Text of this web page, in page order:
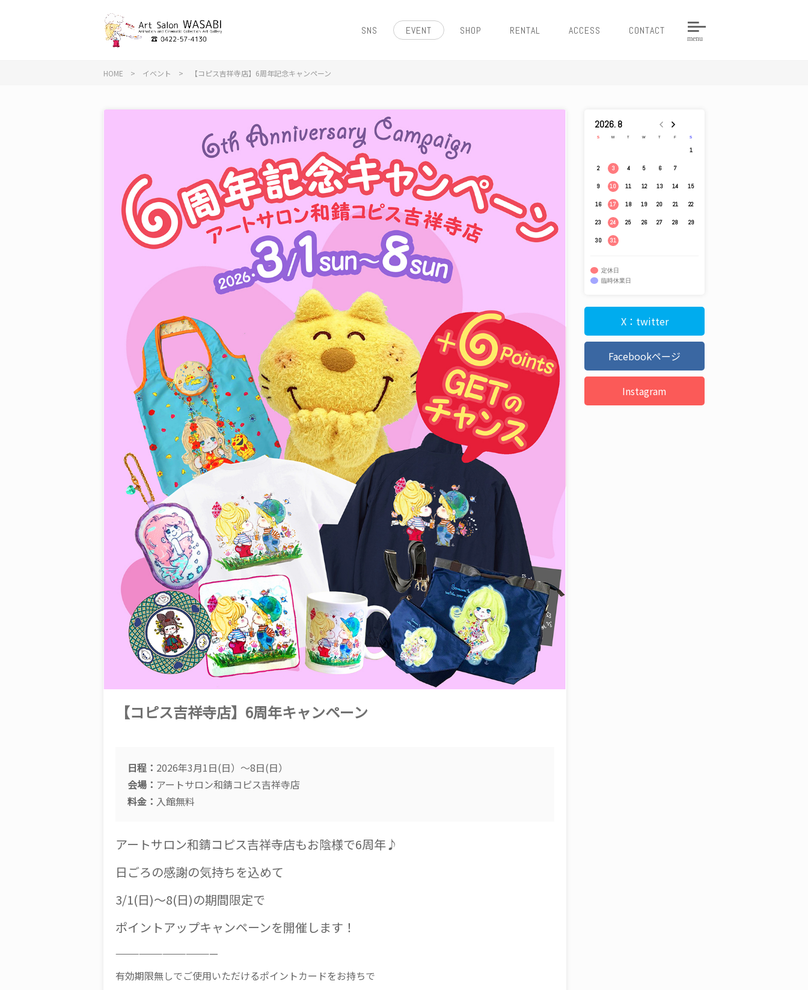
SNS EVENT SHOP RENTAL ACCESS CONTACT
menu
HOME > イベント > 【コピス吉祥寺店】6周年記念キャンペーン
【コピス吉祥寺店】6周年キャンペーン
日程： 2026年3月1日(日）～8日(日）
会場： アートサロン和錆コピス吉祥寺店
料金： 入館無料
アートサロン和錆コピス吉祥寺店もお陰様で6周年♪
日ごろの感謝の気持ちを込めて
3/1(日)～8(日)の期間限定で
ポイントアップキャンペーンを開催します！
—————————————
有効期限無しでご使用いただけるポイントカードをお持ちで
2026. 8
S M T W T F S
1
2 3 4 5 6 7
9 10 11 12 13 14 15
16 17 18 19 20 21 22
23 24 25 26 27 28 29
30 31
定休日
臨時休業日
X：twitter
Facebookページ
Instagram